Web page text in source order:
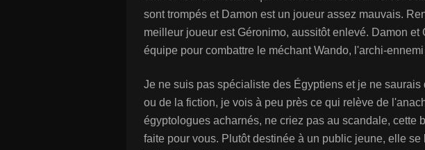
sont trompés et Damon est un joueur assez mauvais.
meilleur joueur est Géronimo, aussitôt enlevé. Damon et
équipe pour combattre le méchant Wando, l'archi-
Je ne suis pas spécialiste des Égyptiens et je ne
ou de la fiction, je vois à peu près ce qui relève de
égyptologues acharnés, ne criez pas au scandale, cette
faite pour vous. Plutôt destinée à un public jeune, elle